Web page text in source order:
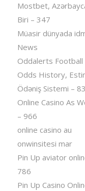
Mostbet,
Biri – 347
Müasir dünyada
News
Oddalerts Football
Odds History,
Ödəniş Sistemi –
Online Casino As
– 966
online casino au
onwinsitesi mar
Pin Up aviator️
786
Pin Up Casino